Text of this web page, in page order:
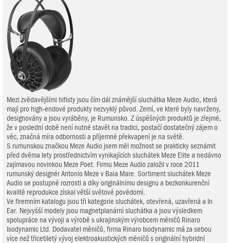
Mezi zvědavějšími hifisty jsou čím dál známější sluchátka Meze Audio, která
mají pro high-endové produkty nezvyklý původ. Zemí, ve které byly navrženy,
designovány a jsou vyráběny, je Rumunsko. Z úspěšných produktů je zřejmé,
že v poslední době není nutné stavět na tradici, postačí dostatečný zájem o
věc, značná míra odbornosti a příjemné překvapení je na světě.
S rumunskou značkou Meze Audio jsem měl možnost se prakticky seznámit
před dvěma lety prostřednictvím vynikajících sluchátek Meze Elite a nedávno
zajímavou novinkou Meze Poet. Firmu Meze Audio založil v roce 2011
rumunský designér Antonio Meze v Baia Mare. Sortiment sluchátek Meze
Audio se postupně rozrostl a díky originálnímu designu a bezkonkurenční
kvalitě reprodukce získal větší světové povědomí.
Ve firemním katalogu jsou tři kategorie sluchátek, otevřená, uzavřená a In
Ear. Nejvyšší modely jsou magnetplanární sluchátka a jsou výsledkem
spolupráce na vývoji a výrobě s ukrajinským výrobcem měničů Rinaro
Isodynamic Ltd. Dodavatel měničů, firma Rinaro Isodynamic má za sebou
více než třicetiletý vývoj elektroakustických měničů s originální hybridní